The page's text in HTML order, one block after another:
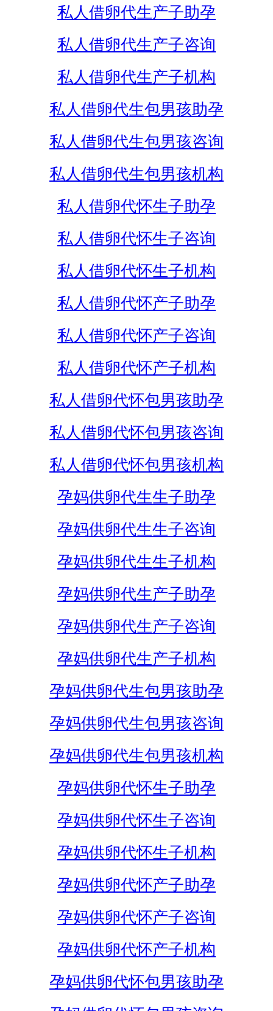
私人借卵代生产子助孕
私人借卵代生产子咨询
私人借卵代生产子机构
私人借卵代生包男孩助孕
私人借卵代生包男孩咨询
私人借卵代生包男孩机构
私人借卵代怀生子助孕
私人借卵代怀生子咨询
私人借卵代怀生子机构
私人借卵代怀产子助孕
私人借卵代怀产子咨询
私人借卵代怀产子机构
私人借卵代怀包男孩助孕
私人借卵代怀包男孩咨询
私人借卵代怀包男孩机构
孕妈供卵代生生子助孕
孕妈供卵代生生子咨询
孕妈供卵代生生子机构
孕妈供卵代生产子助孕
孕妈供卵代生产子咨询
孕妈供卵代生产子机构
孕妈供卵代生包男孩助孕
孕妈供卵代生包男孩咨询
孕妈供卵代生包男孩机构
孕妈供卵代怀生子助孕
孕妈供卵代怀生子咨询
孕妈供卵代怀生子机构
孕妈供卵代怀产子助孕
孕妈供卵代怀产子咨询
孕妈供卵代怀产子机构
孕妈供卵代怀包男孩助孕